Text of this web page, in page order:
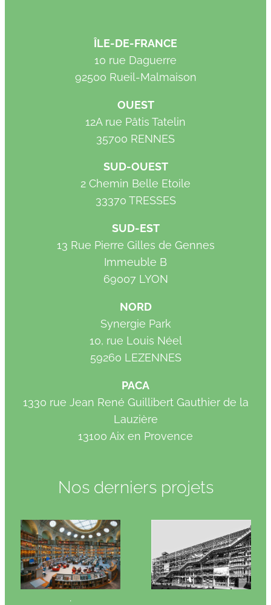
ÎLE-DE-FRANCE
10 rue Daguerre
92500 Rueil-Malmaison
OUEST
12A rue Pâtis Tatelin
35700 RENNES
SUD-OUEST
2 Chemin Belle Etoile
33370 TRESSES
SUD-EST
13 Rue Pierre Gilles de Gennes
Immeuble B
69007 LYON
NORD
Synergie Park
10, rue Louis Néel
59260 LEZENNES
PACA
1330 rue Jean René Guillibert Gauthier de la
Lauzière
13100 Aix en Provence
Nos derniers projets
.